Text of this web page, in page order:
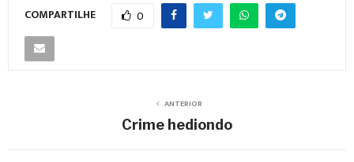
COMPARTILHE 0
ANTERIOR
Crime hediondo